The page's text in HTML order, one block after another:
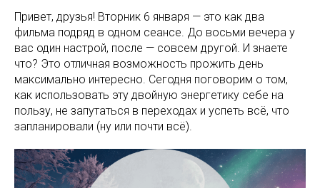
Привет, друзья! Вторник 6 января — это как два
фильма подряд в одном сеансе. До восьми вечера у
вас один настрой, после — совсем другой. И знаете
что? Это отличная возможность прожить день
максимально интересно. Сегодня поговорим о том,
как использовать эту двойную энергетику себе на
пользу, не запутаться в переходах и успеть всё, что
запланировали (ну или почти всё).